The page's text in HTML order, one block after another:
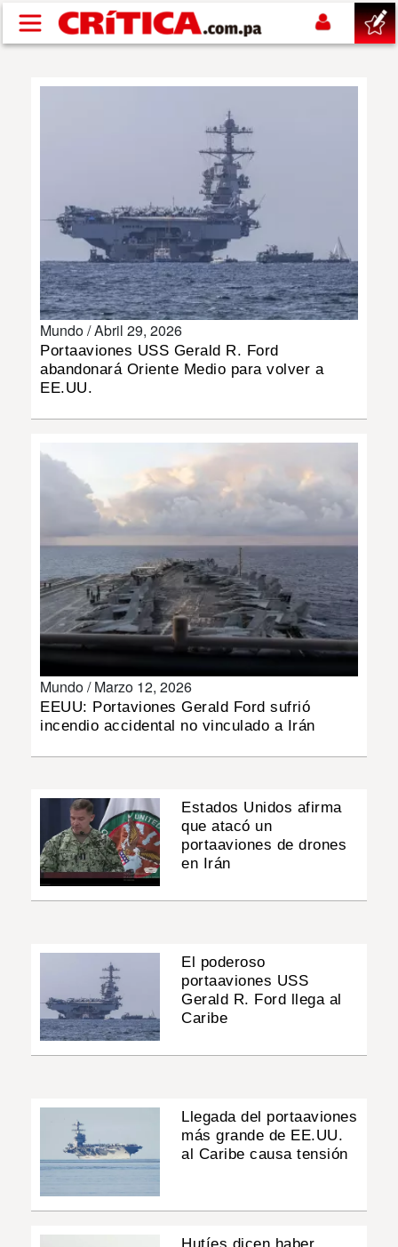
Pasar al contenido principal
POLÍTICA
SHOW
DEPORTES
MUNDO
MULTIMEDIA
Mundo /Abril 29, 2026
Portaaviones USS Gerald R. Ford
abandonará Oriente Medio para volver a
EE.UU.
Mundo /Marzo 12, 2026
EEUU: Portaviones Gerald Ford sufrió
incendio accidental no vinculado a Irán
Estados Unidos afirma
que atacó un
portaaviones de drones
en Irán
El poderoso
portaaviones USS
Gerald R. Ford llega al
Caribe
Llegada del portaaviones
más grande de EE.UU.
al Caribe causa tensión
Hutíes dicen haber